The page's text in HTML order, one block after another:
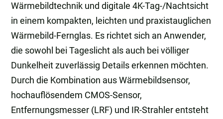
Wärmebildtechnik und digitale 4K-Tag-/Nachtsicht
in einem kompakten, leichten und praxistauglichen
Wärmebild-Fernglas. Es richtet sich an Anwender,
die sowohl bei Tageslicht als auch bei völliger
Dunkelheit zuverlässig Details erkennen möchten.
Durch die Kombination aus Wärmebildsensor,
hochauflösendem CMOS-Sensor,
Entfernungsmesser (LRF) und IR-Strahler entsteht